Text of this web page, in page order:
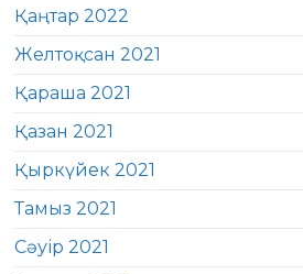
Қаңтар 2022
Желтоқсан 2021
Қараша 2021
Қазан 2021
Қыркүйек 2021
Тамыз 2021
Сәуір 2021